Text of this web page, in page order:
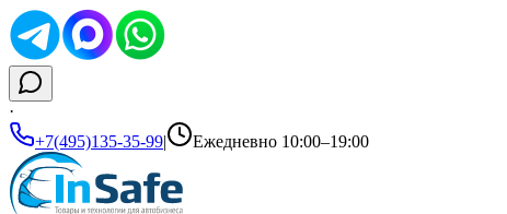
·
+7(495)135-35-99| Ежедневно 10:00–19:00